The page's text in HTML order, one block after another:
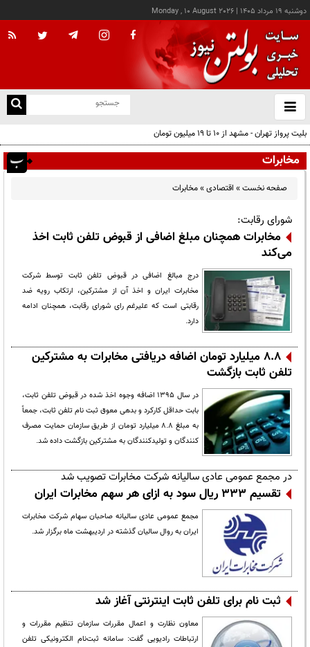
دوشنبه ۱۹ مرداد ۱۴۰۵ |
Monday , 10 August 2026
باز
و
بلیت پرواز تهران - مشهد از ۱۰ تا ۱۹ میلیون تومان
مخابرات
صفحه نخست» اقتصادی»مخابرات
شورای رقابت:
مخابرات همچنان مبلغ اضافی از قبوض تلفن ثابت اخذ
می‌کند
درج مبالغ اضافی در قبوض تلفن ثابت توسط شرکت
مخابرات ایران و اخذ آن از مشترکین، ارتکاب رویه ضد
رقابتی است که علیرغم رای شورای رقابت، همچنان ادامه
دارد.
۸.۸ ‌میلیارد تومان اضافه دریافتی مخابرات به مشترکین
تلفن ثابت بازگشت
در سال ۱۳۹۵ اضافه وجوه اخذ شده در قبوض تلفن ثابت،
بابت حداقل کارکرد و بدهی معوق ثبت نام تلفن ثابت، جمعاً
به مبلغ ۸.۸ میلیارد تومان از طریق سازمان حمایت مصرف
کنندگان و تولیدکنندگان به مشترکین بازگشت داده شد.
در مجمع عمومی عادی سالیانه شرکت مخابرات تصویب شد
تقسیم 333 ریال سود به ازای هر سهم مخابرات ایران
مجمع عمومی عادی سالیانه صاحبان سهام شرکت مخابرات
ایران به روال سالیان گذشته در اردیبهشت ماه برگزار شد.
ثبت نام برای تلفن ثابت اینترنتی آغاز شد
معاون نظارت و اعمال مقررات سازمان تنظیم مقررات و
ارتباطات رادیویی گفت: سامانه ثبت‌نام الکترونیکی تلفن